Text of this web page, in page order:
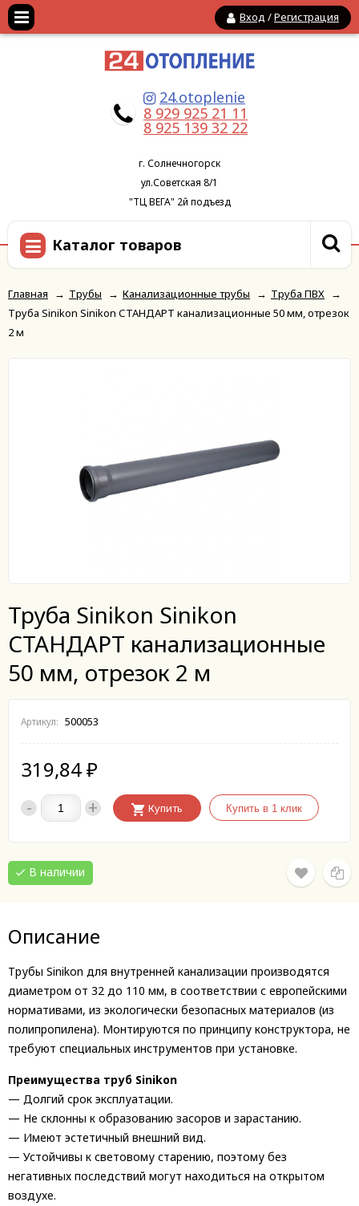
Вход /Регистрация
24.otoplenie
8 929 925 21 11
8 925 139 32 22
г. Солнечногорск
ул.Советская 8/1
"ТЦ ВЕГА" 2й подъезд
Каталог товаров
Главная → Трубы → Канализационные трубы → Труба ПВХ →
Труба Sinikon Sinikon СТАНДАРТ канализационные 50 мм, отрезок
2 м
Труба Sinikon Sinikon
СТАНДАРТ канализационные
50 мм, отрезок 2 м
Артикул: 500053
319,84 ₽
- + Купить
В наличии
Описание
Трубы Sinikon для внутренней канализации производятся
диаметром от 32 до 110 мм, в соответствии с европейскими
нормативами, из экологически безопасных материалов (из
полипропилена). Монтируются по принципу конструктора, не
требуют специальных инструментов при установке.
Преимущества труб Sinikon
— Долгий срок эксплуатации.
— Не склонны к образованию засоров и зарастанию.
— Имеют эстетичный внешний вид.
— Устойчивы к световому старению, поэтому без
негативных последствий могут находиться на открытом
воздухе.